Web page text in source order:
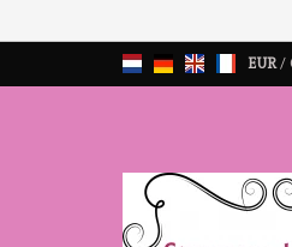
EUR/